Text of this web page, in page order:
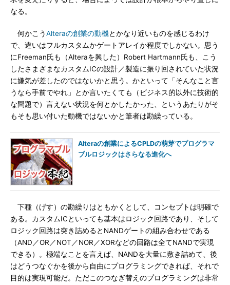
なる。
何かこうAlteraの創業の動機とかなり近いものを感じるわけ
で、違いはフルカスタムかゲートアレイか程度でしかない。思う
にFreeman氏も（Alteraを興した）Robert Hartmann氏も、こう
したさまざまなカスタムICの設計／製造に振り回されていた状況
に嫌気が差したのではないかと思う。かといって「そんなこと言
うなら手前でやれ」とか言いたくても（ビジネス的以外に技術的
な問題で）言えない状況を何とかしたかった、というあたりがそ
もそも思い付いた動機ではないかと筆者は勘繰っている。
Alteraの創業によるCPLDの萌芽でプログラマ
ブルロジックはさらなる進化へ
下種（げす）の勘繰りはともかくとして、コンセプトは明確で
ある。カスタムICといっても基本はロジック回路であり、そして
ロジック回路は突き詰めるとNANDゲートの組み合わせである
（AND／OR／NOT／NOR／XORなどの回路は全てNANDで実現
できる）。極端なことを言えば、NANDを大量に敷き詰めて、後
はどうつなぐかを後から自由にプログラミングできれば、それで
目的は実現可能だ。ただこのつなぎ替えのプログラミングは非常